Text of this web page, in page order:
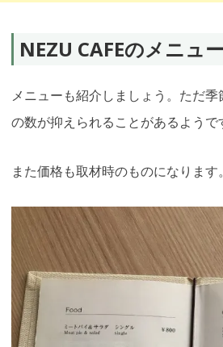
NEZU CAFEのメニュー
メニューも紹介しましょう。ただ
の数が抑えられることがあるようで
また価格も取材時のものになります。